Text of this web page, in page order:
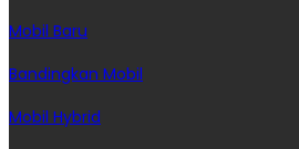
Mobil Baru
Bandingkan Mobil
Mobil Hybrid